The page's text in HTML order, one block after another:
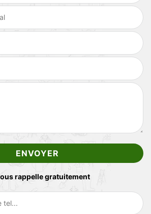
rappelle gratuitement